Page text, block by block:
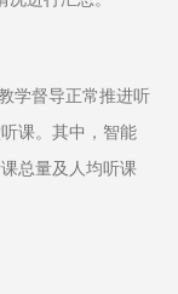
学督导正常推进听
课。其中，智能
总量及人均听课